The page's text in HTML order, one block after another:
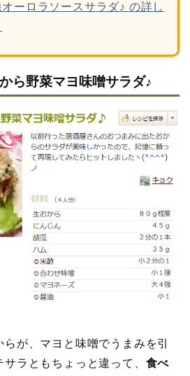
ーロラソースサラダ♪ の詳し
ら野菜マヨ味噌サラダ♪
が、マヨと味噌でうまみを引
ラともちょっと違って、 食べ